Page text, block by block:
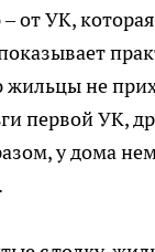
от УК,
не
первой УК,
у дома